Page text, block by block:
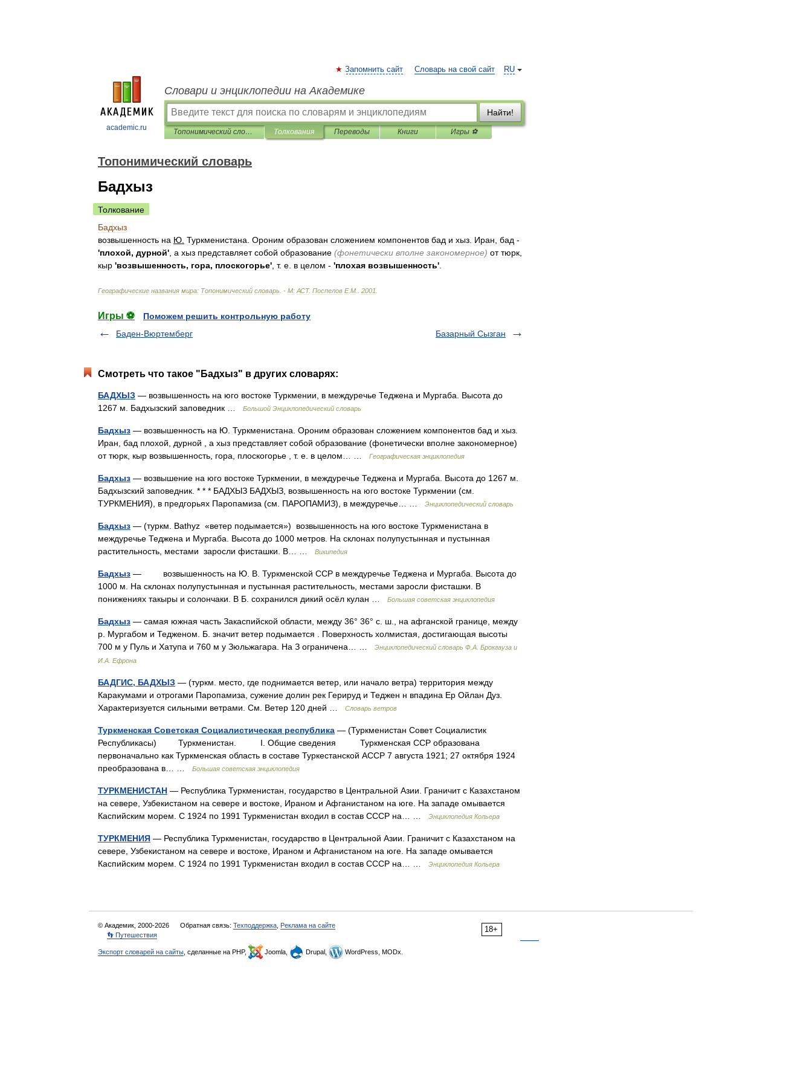
academic.ru
RU
Запомнить сайт Словарь на свой сайт
Словари и энциклопедии на Академике
Найти!
Топонимический словарь Толкования Переводы Книги Игры ⚽
Топонимический словарь
Бадхыз
Толкование
Бадхыз
возвышенность на Ю Туркменистана Ороним образован сложением компонентов бад и хыз Иран бад -
'плохой, дурной' а хыз представляет собой образование (фонетически вполне закономерное) от тюрк
кыр 'возвышенность, гора, плоскогорье' т. е в целом - 'плохая возвышенность'
Географические названия мира: Топонимический словарь . - М: АСТ. Поспелов Е.М 2001
Игры ⚽
Поможем решить контрольную работу
Баден-Вюртемберг
Базарный Сызган
Смотреть что такое "Бадхыз" в других словарях:
БАДХЫЗ — возвышенность на юго востоке Туркмении, в междуречье Теджена и Мургаба. Высота до
1267 м. Бадхызский заповедник …
Большой Энциклопедический словарь
Бадхыз — возвышенность на Ю. Туркменистана. Ороним образован сложением компонентов бад и хыз.
Иран, бад плохой, дурной , а хыз представляет собой образование (фонетически вполне закономерное)
от тюрк, кыр возвышенность, гора, плоскогорье , т. е. в целом… …
Географическая энциклопедия
Бадхыз — возвышение на юго востоке Туркмении, в междуречье Теджена и Мургаба. Высота до 1267 м.
Бадхызский заповедник. * * * БАДХЫЗ БАДХЫЗ, возвышенность на юго востоке Туркмении (см.
ТУРКМЕНИЯ), в предгорьях Паропамиза (см. ПАРОПАМИЗ), в междуречье… …
Энциклопедический словарь
Бадхыз — (туркм. Bathyz «ветер подымается») возвышенность на юго востоке Туркменистана в
междуречье Теджена и Мургаба. Высота до 1000 метров. На склонах полупустынная и пустынная
растительность, местами заросли фисташки. В… …
Википедия
Бадхыз — возвышенность на Ю. В. Туркменской ССР в междуречье Теджена и Мургаба. Высота до
1000 м. На склонах полупустынная и пустынная растительность, местами заросли фисташки. В
понижениях такыры и солончаки. В Б. сохранился дикий осёл кулан …
Большая советская энциклопедия
Бадхыз — самая южная часть Закаспийской области, между 36° 36° с. ш., на афганской границе, между
р. Мургабом и Тедженом. Б. значит ветер подымается . Поверхность холмистая, достигающая высоты
700 м у Пуль и Хатупа и 760 м у Зюльжагара. На З ограничена… …
Энциклопедический словарь Ф.А. Брокгауза и
И.А. Ефрона
БАДГИС, БАДХЫЗ — (туркм. место, где поднимается ветер, или начало ветра) территория между
Каракумами и отрогами Паропамиза, сужение долин рек Герируд и Теджен н впадина Ер Ойлан Дуз.
Характеризуется сильными ветрами. См. Ветер 120 дней …
Словарь ветров
Туркменская Советская Социалистическая республика — (Туркменистан Совет Социалистик
Республикасы) Туркменистан. I. Общие сведения Туркменская ССР образована
первоначально как Туркменская область в составе Туркестанской АССР 7 августа 1921; 27 октября 1924
преобразована в… …
Большая советская энциклопедия
ТУРКМЕНИСТАН — Республика Туркменистан, государство в Центральной Азии. Граничит с Казахстаном
на севере, Узбекистаном на севере и востоке, Ираном и Афганистаном на юге. На западе омывается
Каспийским морем. С 1924 по 1991 Туркменистан входил в состав СССР на… …
Энциклопедия Кольера
ТУРКМЕНИЯ — Республика Туркменистан, государство в Центральной Азии. Граничит с Казахстаном на
севере, Узбекистаном на севере и востоке, Ираном и Афганистаном на юге. На западе омывается
Каспийским морем. С 1924 по 1991 Туркменистан входил в состав СССР на… …
Энциклопедия Кольера
18+
© Академик, 2000-2026 Обратная связь: Техподдержка Реклама на сайте
👣 Путешествия
Экспорт словарей на сайты , сделанные на PHP, Joomla, Drupal, WordPress, MODx.